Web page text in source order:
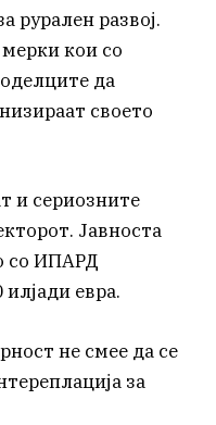
рурален развој.
кои со
да
своето
и сериозните
Јавноста
со ИПАРД
евра.
не смее да се
за